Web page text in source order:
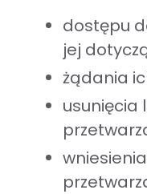
dostępu
jej
żądania
usunięcia